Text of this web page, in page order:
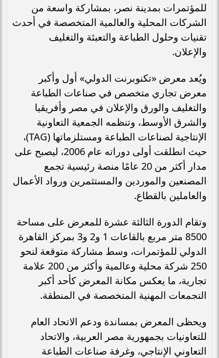
للمؤتمرات بمدينة نصر، بمشاركة واسعة من
الشركات المحلية والعالمية المتخصصة في أحدث
تقنيات وحلول الطباعة والتعبئة والتغليف
والإعلان.
ويُعد معرض «تكنوبرنت الدولي» أول وأكبر
معرض تجاري متخصص في صناعات الطباعة
والتغليف والورق والإعلان في مصر وأفريقيا
والشرق الأوسط، وتنظمه الجمعية التعاونية
الإنتاجية لصناعات الطباعة ومستلزماتها (TAG)،
حيث انطلقت أولى دوراته عام 2006، ليصبح على
مدار أكثر من 20 عامًا منصة رئيسية تجمع
المصنعين والموردين والمستثمرين ورواد الأعمال
والعاملين بالقطاع.
وتقام الدورة الثالثة عشرة للمعرض على مساحة
8500 متر مربع بالقاعات 1 و2 و3 بمركز القاهرة
الدولي للمؤتمرات، وسط مشاركة متوقعة لنحو
250 شركة محلية وعالمية وأكثر من 200 علامة
تجارية، ما يعكس مكانة المعرض كأحد أكبر
التجمعات المهنية المتخصصة في المنطقة.
ويحظى المعرض بمساندة ودعم الاتحاد العام
للتعاونيات بجمهورية مصر العربية، والاتحاد
التعاوني الإنتاجي، وغرفة صناعات الطباعة